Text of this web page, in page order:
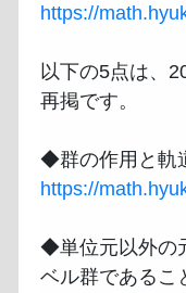
https://
以下の5点は、
再掲です。
https://
◆単位元以外の